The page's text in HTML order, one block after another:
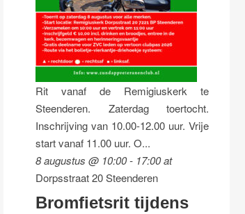
Rit vanaf de Remigiuskerk te
Steenderen. Zaterdag toertocht.
Inschrijving van 10.00-12.00 uur. Vrije
start vanaf 11.00 uur. O...
8 augustus @ 10:00- 17:00at
Dorpsstraat 20 Steenderen
Bromfietsrit tijdens